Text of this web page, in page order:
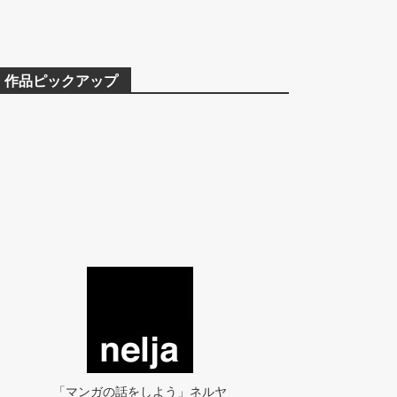
作品ピックアップ
「マンガの話をしよう」ネルヤ